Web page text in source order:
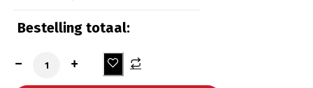
Bestelling totaal: